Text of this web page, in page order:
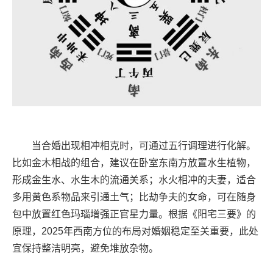
当合婚出现相冲相克时，可通过五行调理进行化解。
比如金木相战的组合，建议在卧室东南方放置水生植物，
形成金生水、水生木的流通关系；水火相冲的夫妻，适合
多用黄色系物品来引通土气；比劫争夫的女命，可在随身
包中放置红色玛瑙增强正官星力量。根据《阳宅三要》的
原理，2025年西南方位的布局对婚姻稳定至关重要，此处
宜保持整洁明亮，避免堆放杂物。